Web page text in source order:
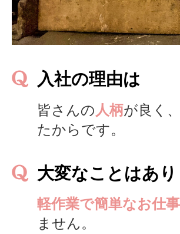
入社の理由は
皆さんの 人柄が良く
たからです。
大変なことはあ
軽作業で簡単なお仕事
ません。